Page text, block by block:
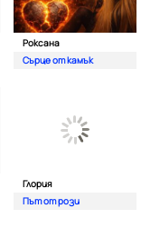
Роксана
Сърце от камък
Глория
Път от рози